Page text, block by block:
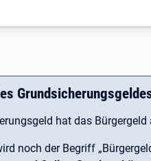
hat das Bürgergeld
noch der Begriff